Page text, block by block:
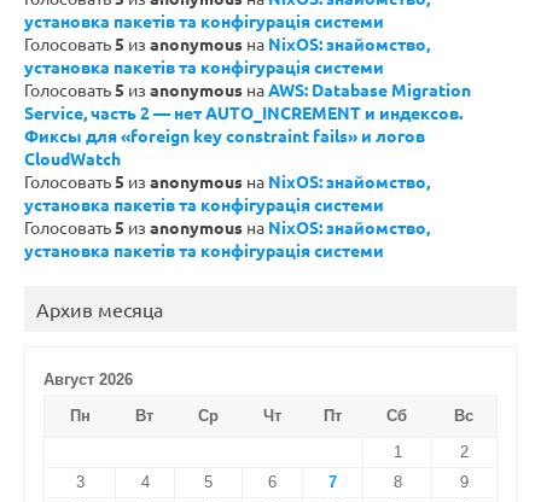
установка пакетів та конфігурація системи
Голосовать5 из anonymous на NixOS: знайомство,
установка пакетів та конфігурація системи
Голосовать5 из anonymous наAWS: Database Migration
Service, часть 2 — нет AUTO_INCREMENT и индексов.
Фиксы для «foreign key constraint fails» и логов
CloudWatch
Голосовать5 из anonymous на NixOS: знайомство,
установка пакетів та конфігурація системи
Голосовать5 из anonymous на NixOS: знайомство,
установка пакетів та конфігурація системи
Архив месяца
Август 2026
Пн
Вт Ср Чт Пт Сб
Вс
1
2
3
4 5 6 7 8
9